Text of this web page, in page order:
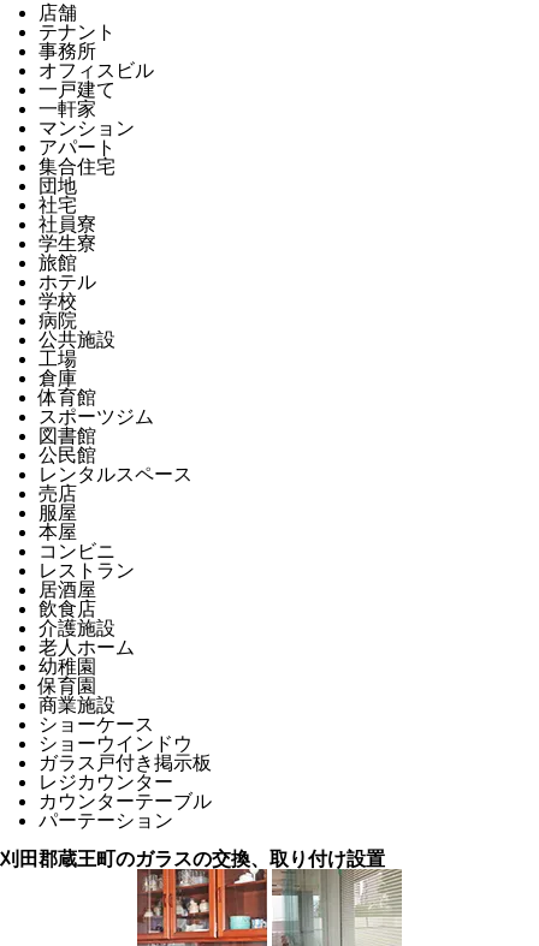
店舗
テナント
事務所
オフィスビル
一戸建て
一軒家
マンション
アパート
集合住宅
団地
社宅
社員寮
学生寮
旅館
ホテル
学校
病院
公共施設
工場
倉庫
体育館
スポーツジム
図書館
公民館
レンタルスペース
売店
服屋
本屋
コンビニ
レストラン
居酒屋
飲食店
介護施設
老人ホーム
幼稚園
保育園
商業施設
ショーケース
ショーウインドウ
ガラス戸付き掲示板
レジカウンター
カウンターテーブル
パーテーション
刈田郡蔵王町のガラスの交換、取り付け設置